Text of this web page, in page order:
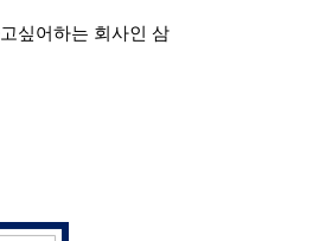
싶어하는 회사인 삼